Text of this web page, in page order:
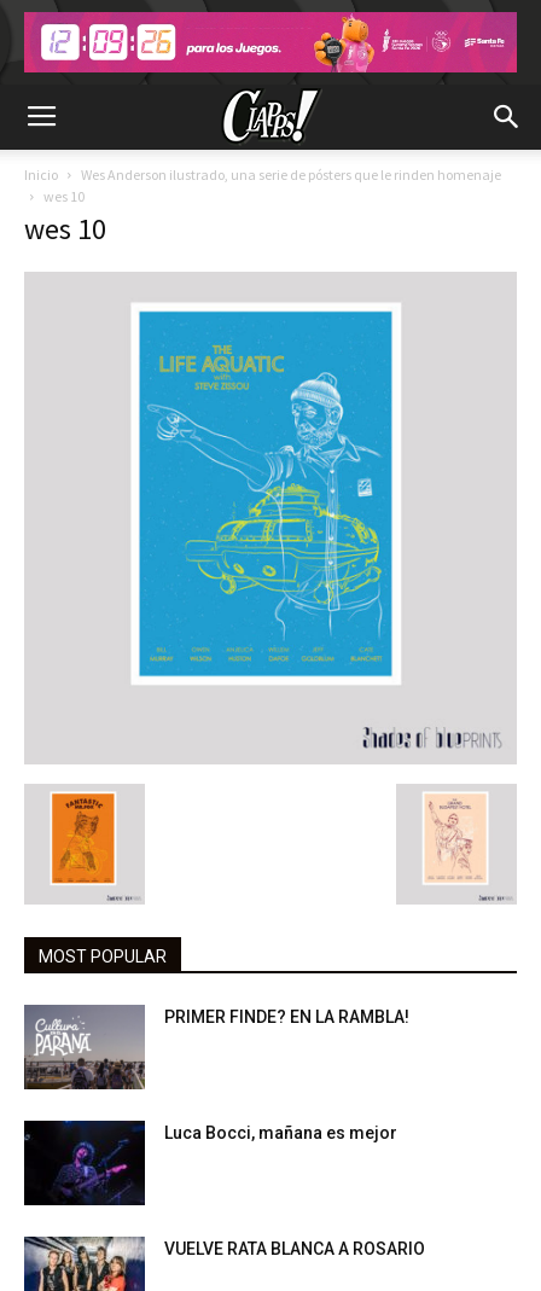
Inicio
Wes Anderson ilustrado, una serie de pósters que le rinden homenaje
wes 10
wes 10
MOST POPULAR
PRIMER FINDE? EN LA RAMBLA!
Luca Bocci, mañana es mejor
VUELVE RATA BLANCA A ROSARIO